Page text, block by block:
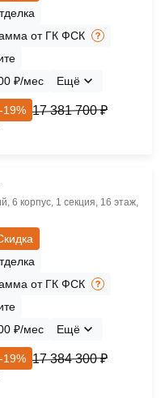
от ГК ФСК
₽/мес
Ещё
-19% 17 381 700 ₽
6 корпус, 1 секция, 16 этаж,
от ГК ФСК
₽/мес
Ещё
-19% 17 384 300 ₽